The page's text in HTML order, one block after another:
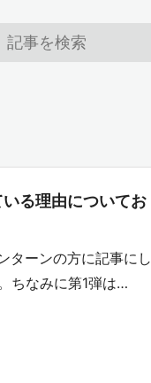
る理由についてお
ターンの方に記事にし
ちなみに第1弾は…